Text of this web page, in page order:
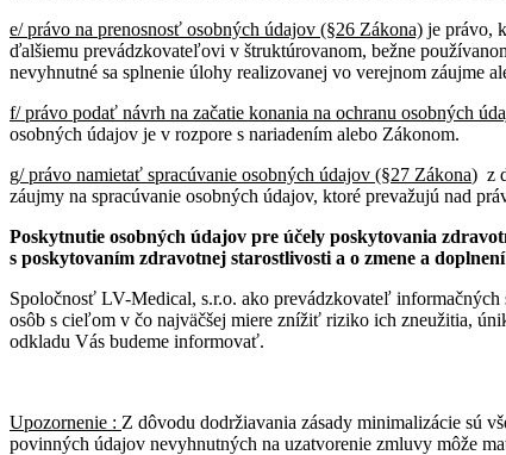
e/ právo na prenosnosť osobných údajov (§26 Zákona) je právo,
ďalšiemu prevádzkovateľovi v štruktúrovanom, bežne
nevyhnutné sa splnenie úlohy realizovanej vo verejnom záujme
f/ právo podať návrh na začatie konania na ochranu osobných
osobných údajov je v rozpore s nariadením alebo Zákonom.
g/ právo namietať spracúvanie osobných údajov (§27 Zákona) z
záujmy na spracúvanie osobných údajov, ktoré prevažujú nad
Poskytnutie osobných údajov pre účely poskytovania
s poskytovaním zdravotnej starostlivosti a o zmene a
Spoločnosť LV-Medical, s.r.o. ako prevádzkovateľ
osôb s cieľom v čo najväčšej miere znížiť riziko ich zneužitia,
odkladu Vás budeme informovať.
Upozornenie : Z dôvodu dodržiavania zásady minimalizácie sú
povinných údajov nevyhnutných na uzatvorenie zmluvy môže